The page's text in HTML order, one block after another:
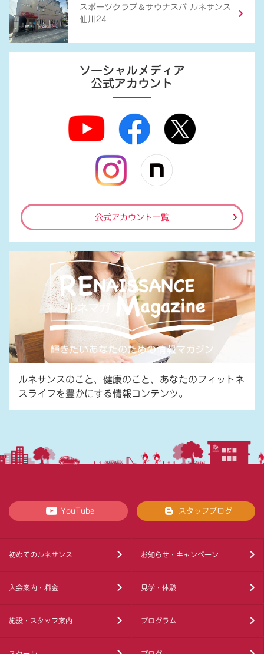
スポーツクラブ ＆ サウナスパ ルネサンス
仙川24
ソーシャルメディア
公式アカウント
公式アカウント一覧
ルネサンスのこと、健康のこと、あなたのフィットネ
スライフを豊かにする情報コンテンツ。
YouTube スタッフブログ
初めてのルネサンス お知らせ・キャンペーン
入会案内・料金 見学・体験
施設・スタッフ案内 プログラム